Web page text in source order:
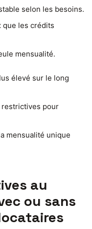
selon les besoins.
que les crédits
mensualité.
élevé sur le long
restrictives pour
mensualité unique
au
ou sans